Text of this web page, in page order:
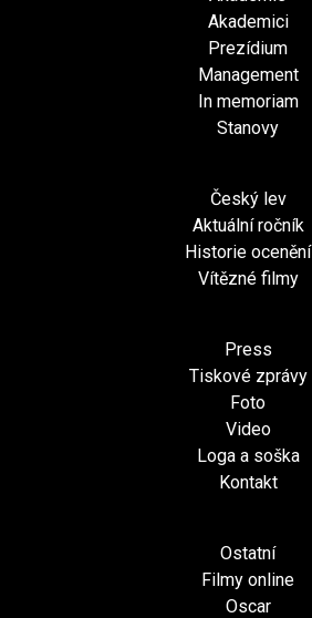
Akademici
Prezídium
Management
In memoriam
Stanovy
Český lev
Aktuální ročník
Historie ocenění
Vítězné filmy
Press
Tiskové zprávy
Foto
Video
Loga a soška
Kontakt
Ostatní
Filmy online
Oscar